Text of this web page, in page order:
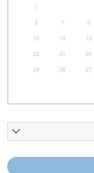
1
6
7
8
13
14
15
20
21
22
27
28
29